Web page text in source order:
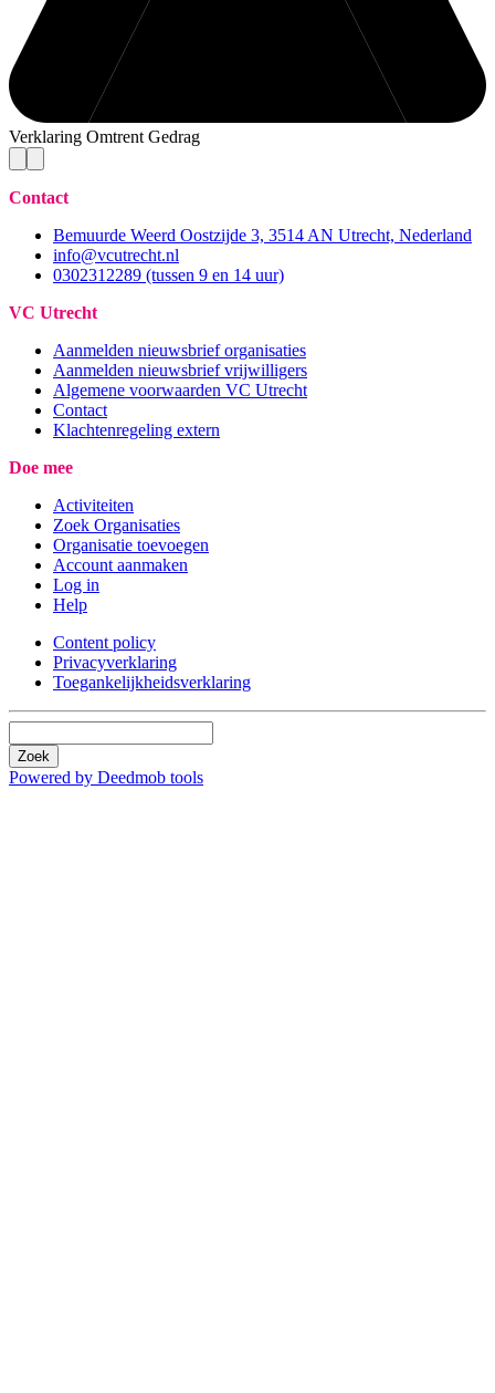
Verklaring Omtrent Gedrag
Contact
Bemuurde Weerd Oostzijde 3, 3514 AN Utrecht, Nederland
info@vcutrecht.nl
0302312289 (tussen 9 en 14 uur)
VC Utrecht
Aanmelden nieuwsbrief organisaties
Aanmelden nieuwsbrief vrijwilligers
Algemene voorwaarden VC Utrecht
Contact
Klachtenregeling extern
Doe mee
Activiteiten
Zoek Organisaties
Organisatie toevoegen
Account aanmaken
Log in
Help
Content policy
Privacyverklaring
Toegankelijkheidsverklaring
Zoek
Powered by Deedmob tools